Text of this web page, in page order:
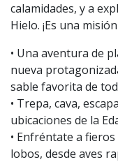
calamidades, y a
Hielo. ¡Es una
• Una aventura de
nueva
sable favorita de
• Trepa, cava,
ubicaciones de la
• Enfréntate a
lobos, desde aves